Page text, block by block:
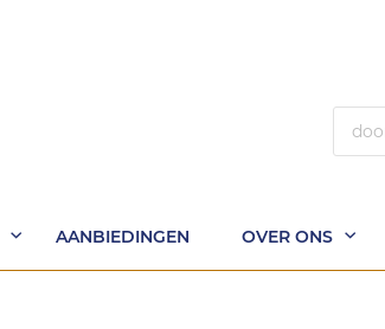
AANBIEDINGEN OVER ONS